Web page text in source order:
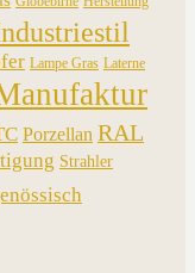
Lampe Gras Laterne
Porzellan RAL
Strahler